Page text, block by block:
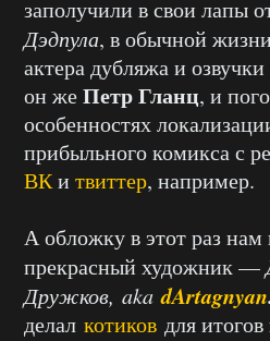
заполучили в свои лапы
Дэдпула, в обычной
актера дубляжа и озвучки
он жеПетр Гланц, и
особенностях
прибыльного комикса с
ВКи твиттер, например.
А обложку в этот раз нам
прекрасный художник —
Дружков, aka dArtagnyan.
делал котиков для итогов